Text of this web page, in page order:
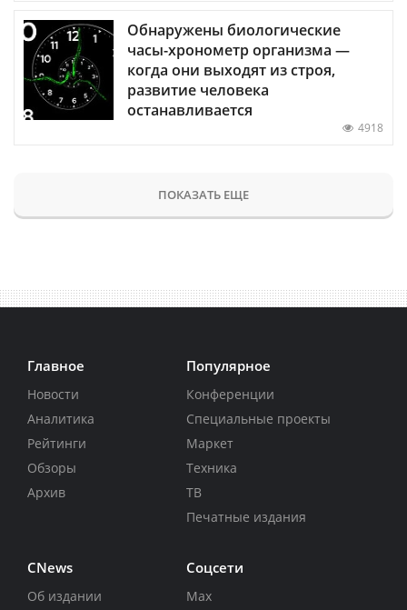
Обнаружены биологические
часы-хронометр организма —
когда они выходят из строя,
развитие человека
останавливается
4918
ПОКАЗАТЬ ЕЩЕ
Главное
Новости
Аналитика
Рейтинги
Обзоры
Архив
Популярное
Конференции
Специальные проекты
Маркет
Техника
ТВ
Печатные издания
CNews
Об издании
Соцсети
Max